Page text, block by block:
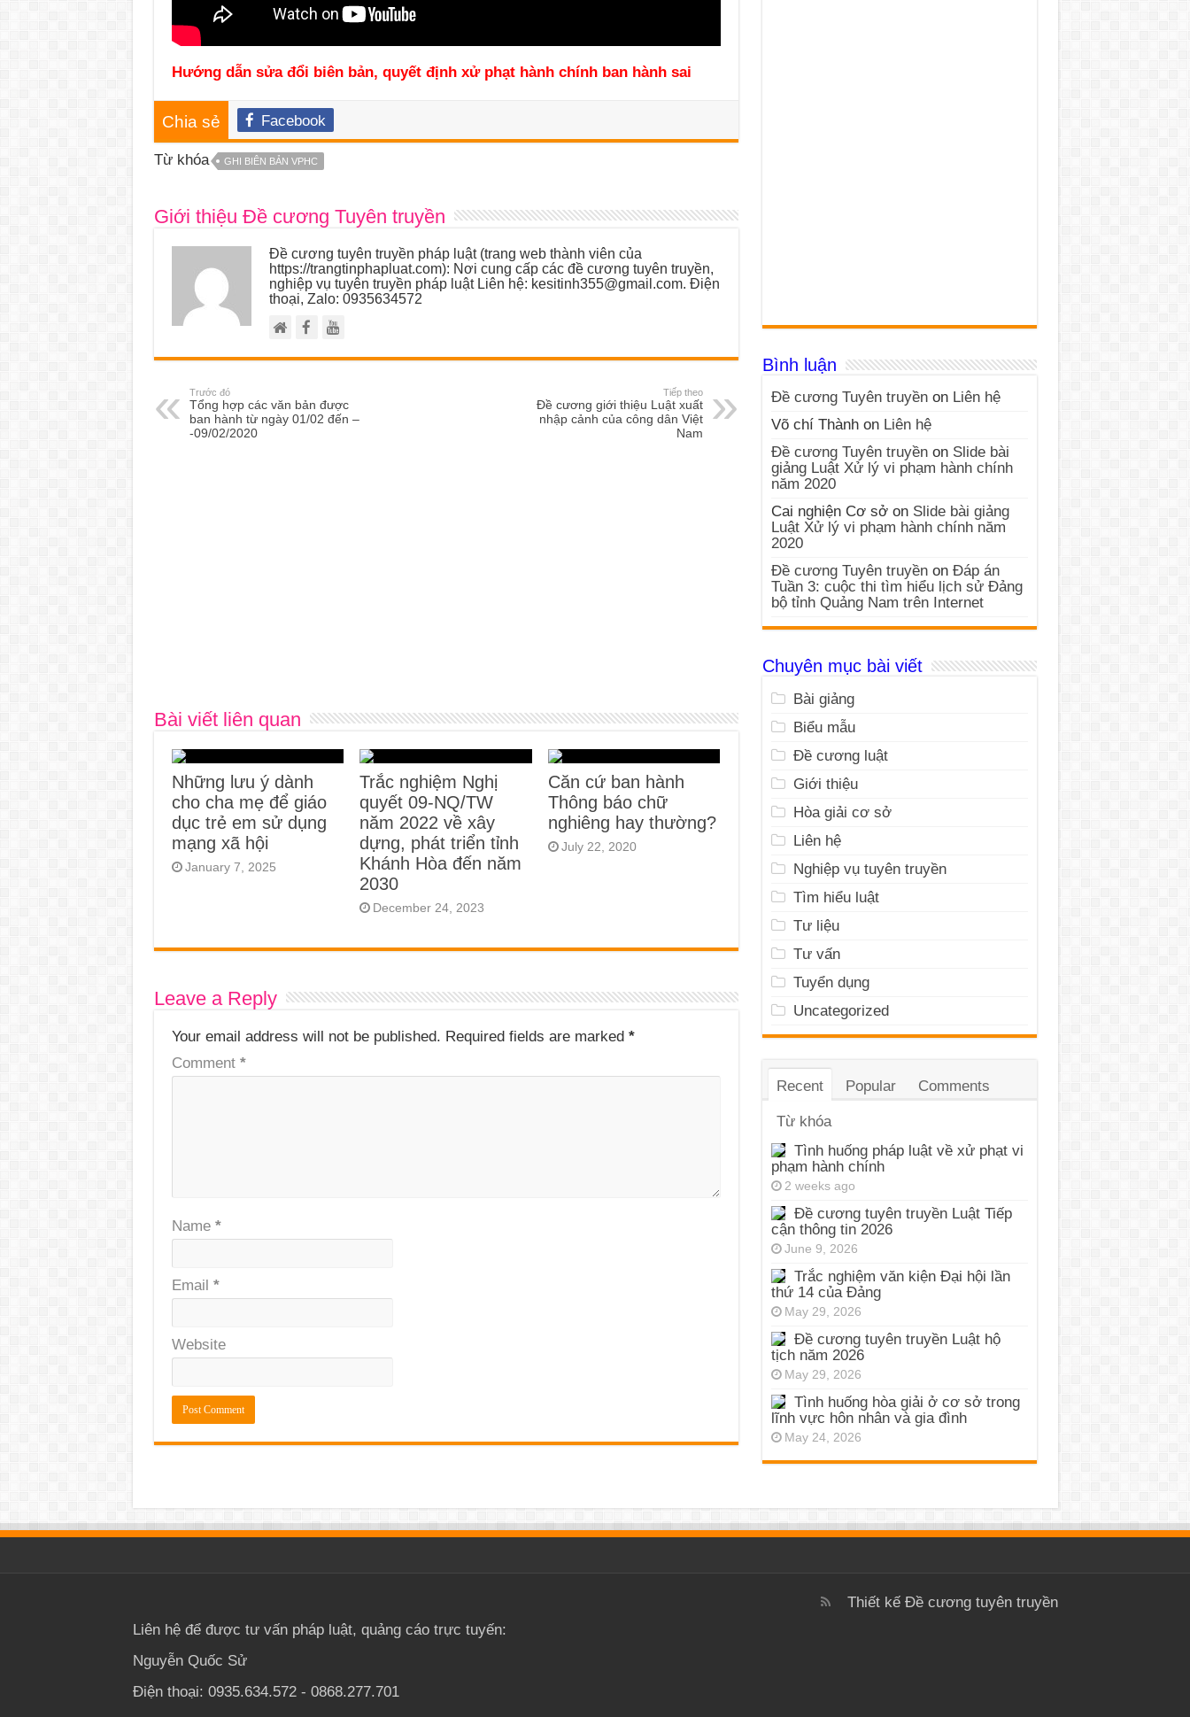
Hướng dẫn sửa đổi biên bản, quyết định xử phạt hành chính ban hành sai
Chia sẻ Facebook
Từ khóa GHI BIÊN BẢN VPHC
Giới thiệu Đề cương Tuyên truyền
Đề cương tuyên truyền pháp luật (trang web thành viên của
https://trangtinphapluat.com): Nơi cung cấp các đề cương tuyên truyền,
nghiệp vụ tuyên truyền pháp luật Liên hệ: kesitinh355@gmail.com. Điện
thoại, Zalo: 0935634572
Trước đó
Tổng hợp các văn bản được
ban hành từ ngày 01/02 đến –
-09/02/2020
Tiếp theo
Đề cương giới thiệu Luật xuất
nhập cảnh của công dân Việt
Nam
Bài viết liên quan
Những lưu ý dành
cho cha mẹ để giáo
dục trẻ em sử dụng
mạng xã hội
January 7, 2025
Trắc nghiệm Nghị
quyết 09-NQ/TW
năm 2022 về xây
dựng, phát triển tỉnh
Khánh Hòa đến năm
2030
December 24, 2023
Căn cứ ban hành
Thông báo chữ
nghiêng hay thường?
July 22, 2020
Leave a Reply
Your email address will not be published. Required fields are marked *
Comment *
Name *
Email *
Website
Bình luận
Đề cương Tuyên truyềnon Liên hệ
Võ chí Thànhon Liên hệ
Đề cương Tuyên truyềnon Slide bài
giảng Luật Xử lý vi phạm hành chính
năm 2020
Cai nghiện Cơ sởon Slide bài giảng
Luật Xử lý vi phạm hành chính năm
2020
Đề cương Tuyên truyềnon Đáp án
Tuần 3: cuộc thi tìm hiểu lịch sử Đảng
bộ tỉnh Quảng Nam trên Internet
Chuyên mục bài viết
Bài giảng
Biểu mẫu
Đề cương luật
Giới thiệu
Hòa giải cơ sở
Liên hệ
Nghiệp vụ tuyên truyền
Tìm hiểu luật
Tư liệu
Tư vấn
Tuyển dụng
Uncategorized
Recent Popular Comments
Từ khóa
Tình huống pháp luật về xử phạt vi
phạm hành chính
2 weeks ago
Đề cương tuyên truyền Luật Tiếp
cận thông tin 2026
June 9, 2026
Trắc nghiệm văn kiện Đại hội lần
thứ 14 của Đảng
May 29, 2026
Đề cương tuyên truyền Luật hộ
tịch năm 2026
May 29, 2026
Tình huống hòa giải ở cơ sở trong
lĩnh vực hôn nhân và gia đình
May 24, 2026
Thiết kế Đề cương tuyên truyền
Liên hệ để được tư vấn pháp luật, quảng cáo trực tuyến:
Nguyễn Quốc Sử
Điện thoại: 0935.634.572 - 0868.277.701